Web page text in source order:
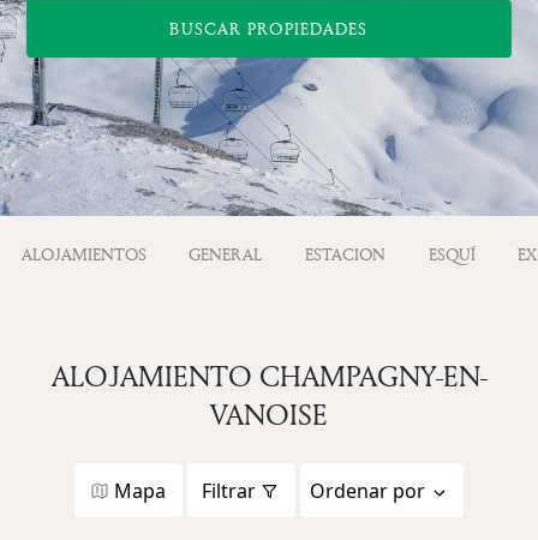
BUSCAR PROPIEDADES
ALOJAMIENTOS GENERAL ESTACION ESQUÍ
ALOJAMIENTO CHAMPAGNY-EN-
VANOISE
Mapa Filtrar Ordenar por